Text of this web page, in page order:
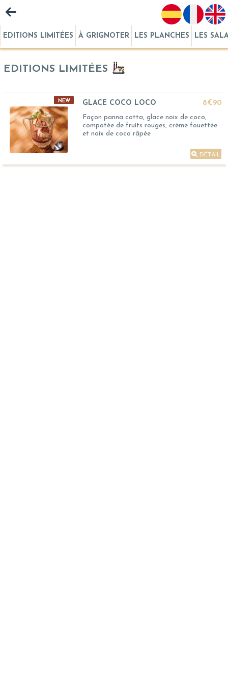
EDITIONS LIMITÉES À GRIGNOTER LES PLANCHES LES
EDITIONS LIMITÉES
NEW GLACE COCO LOCO
8€90
Façon panna cotta, glace noix de coco,
compotée de fruits rouges, crème fouettée
et noix de coco râpée
DÉTAIL